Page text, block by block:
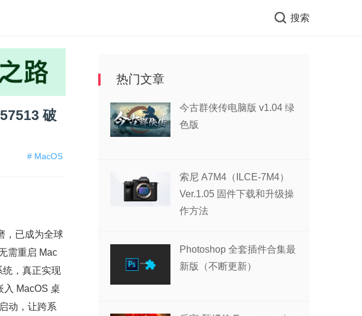
搜索
破
# MacOS
，已成为全球
需重启 Mac
统，真正实现
入 MacOS 桌
动，让跨系
热门文章
今古群侠传电脑版 v1.04 绿
色版
索尼 A7M4（ILCE-7M4）
Ver.1.05 固件下载和升级操
作方法
Photoshop 全套插件合集最
新版（不断更新）